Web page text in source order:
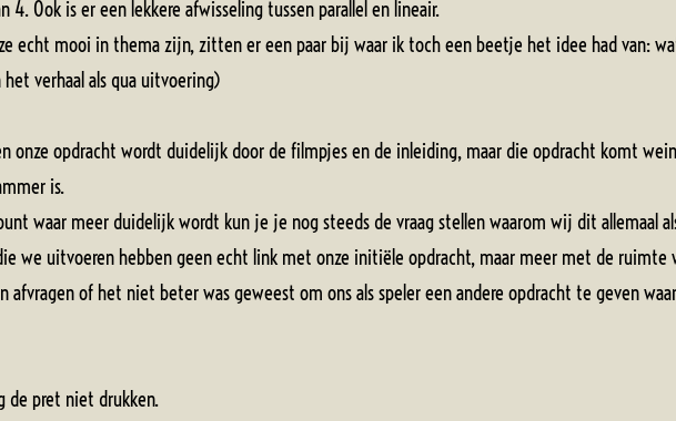
4. Ook is er een lekkere afwisseling tussen parallel en lineair.
echt mooi in thema zijn, zitten er een paar bij waar ik toch een beetje het idee had van:
verhaal als qua uitvoering)
onze opdracht wordt duidelijk door de filmpjes en de inleiding, maar die opdracht komt
is.
waar meer duidelijk wordt kun je je nog steeds de vraag stellen waarom wij dit allemaal
we uitvoeren hebben geen echt link met onze initiële opdracht, maar meer met de ruimte
afvragen of het niet beter was geweest om ons als speler een andere opdracht te geven
de pret niet drukken.